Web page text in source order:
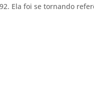
Ela foi se tornando